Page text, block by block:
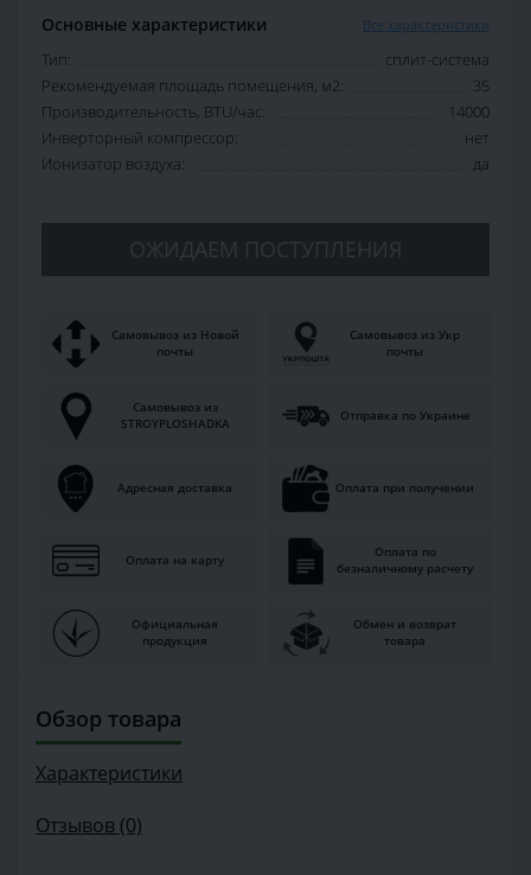
Основные характеристики Все характеристики
Тип:
сплит-система
Рекомендуемая площадь помещения, м2:
35
Производительность, BTU/час:
14000
Инверторный компрессор:
нет
Ионизатор воздуха:
да
ОЖИДАЕМ ПОСТУПЛЕНИЯ
Самовывоз из Новой
почты
Самовывоз из Укр
почты
Самовывоз из
STROYPLOSHADKA
Отправка по Украине
Адресная доставка Оплата при получении
Оплата на карту
Оплата по
безналичному расчету
Официальная
продукция
Обмен и возврат
товара
Обзор товара
Характеристики
Отзывов (0)